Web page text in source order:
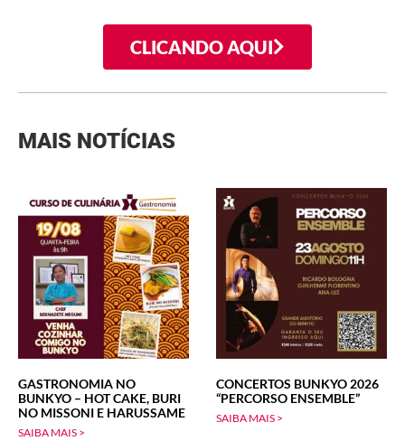
CLICANDO AQUI
MAIS NOTÍCIAS
GASTRONOMIA NO
BUNKYO – HOT CAKE, BURI
NO MISSONI E HARUSSAME
SAIBA MAIS >
CONCERTOS BUNKYO 2026
“PERCORSO ENSEMBLE”
SAIBA MAIS >